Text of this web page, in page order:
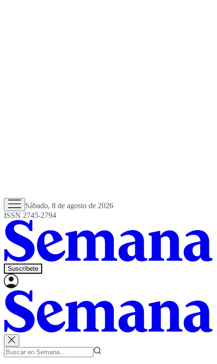
Sábado, 8 de agosto de 2026
ISSN 2745-2794
Suscríbete